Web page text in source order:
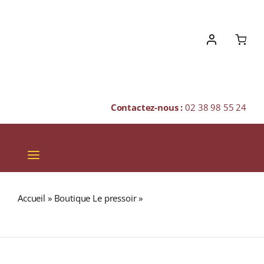
Contactez-nous :02 38 98 55 24
Toggle
Navigation
SPIRITUEUX
Accueil » Boutique Le pressoir»